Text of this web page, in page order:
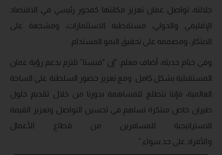
جلالته، تواصل عمان تعزيز مكانتها كمحور رئيسي في الاقتصاد
الإقليمي والدولي، مستقطبة الاستثمارات، ومشجعة على
الابتكار، ومصممة على تحقيق النمو المستدام.
وفي ختام حديثه، أضاف معلم: “إن “فيستا” تلتزم بدعم رؤية عمان
المستقبلية بشكل كامل. ومع تعزيز حضور السلطنة على الساحة
العالمية، فإننا نتطلع للمساهمة بدورنا من خلال تقديم حلول
طيران خاص مبتكرة تساهم في تحسين التواصل وتعزيز القيمة
الاستراتيجية للمسافرين من قطاع الأعمال
والأفراد على حد سواء.”